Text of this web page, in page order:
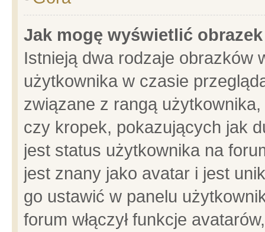
Jak mogę wyświetlić
Istnieją dwa rodzaje obrazków
użytkownika w czasie
związane z rangą
czy kropek, pokazujących jak
jest status użytkownika na
jest znany jako avatar i jest
go ustawić w panelu
forum włączył funkcje